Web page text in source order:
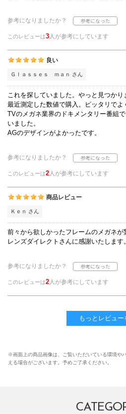
参考になりましたか？
このレビューは3人が参考にしています
良い
Ｇｌａｓｓｅｓ ｍａｎ さん
これを探していました。やっと見つかり
最近測定した数値で購入。ピッタリでよ
TVのメガネ業界のドキメンタリー番組
いました。
AGのデザインがよかったです。
参考になりましたか？
このレビューは2人が参考にしています
商品レビュー
Ｋｅｎ さん
前々から欲しかったフレームのメガネが
レンズダイレクトさんに感謝いたします
参考になりましたか？
このレビューは2人が参考にしています
もっとレビュー
※画面上の商品画像は、ご覧いただいている環境や
える場合がございます。予めご了承ください。